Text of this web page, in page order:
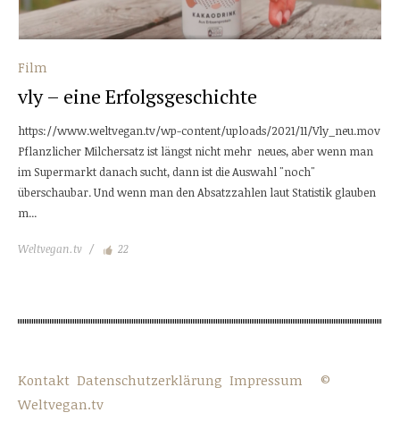
Film
vly – eine Erfolgsgeschichte
https://www.weltvegan.tv/wp-content/uploads/2021/11/Vly_neu.mov
Pflanzlicher Milchersatz ist längst nicht mehr neues, aber wenn man
im Supermarkt danach sucht, dann ist die Auswahl "noch"
überschaubar. Und wenn man den Absatzzahlen laut Statistik glauben
m...
Weltvegan.tv 22
Kontakt Datenschutzerklärung Impressum
©
Weltvegan.tv